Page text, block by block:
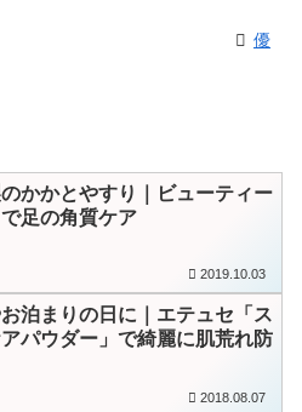
優
のかかとやすり｜ビューティー
足の角質ケア
2019.10.03
泊まりの日に｜エテュセ「ス
パウダー」で綺麗に肌荒れ防
2018.08.07